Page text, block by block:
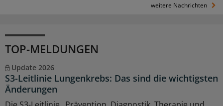
weitere Nachrichten
TOP-MELDUNGEN
Update 2026
S3-Leitlinie Lungenkrebs: Das sind die wichtigsten
Änderungen